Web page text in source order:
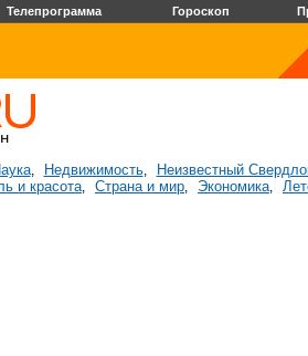
Телепрограмма Гороскоп
, Недвижимость, Неизвестный
и красота, Страна и мир, Экономика,